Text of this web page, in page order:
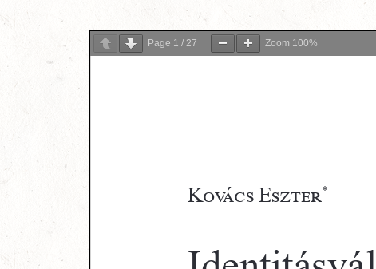
Page 1 / 27 Zoom 100%